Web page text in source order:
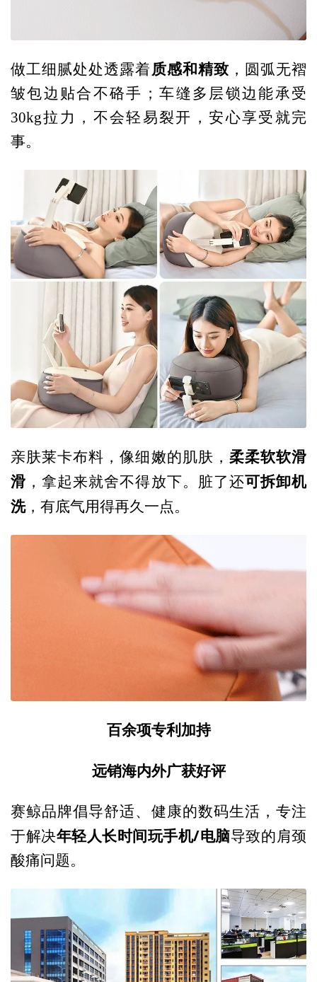
做工细腻处处透露着质感和精致 ，圆弧无褶
皱包边贴合不硌手；车缝多层锁边能承受
30kg拉力，不会轻易裂开，安心享受就完
事。
亲肤莱卡布料，像细嫩的肌肤， 柔柔软软滑
滑 ，拿起来就舍不得放下。脏了还可拆卸机
洗，有底气用得再久一点。
百余项专利加持
远销海内外广获好评
赛鲸品牌倡导舒适、健康的数码生活，专注
于解决年轻人长时间玩手机/电脑导致的肩颈
酸痛问题。